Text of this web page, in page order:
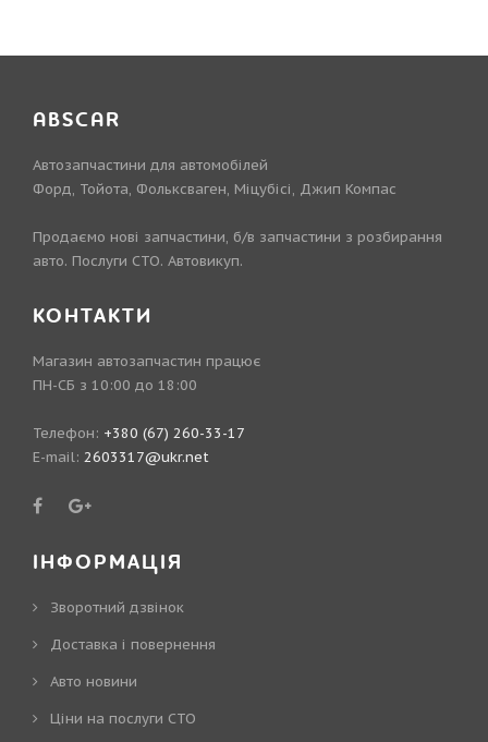
ABSCAR
Автозапчастини для автомобілей
Форд, Тойота, Фольксваген, Міцубісі, Джип Компас
Продаємо нові запчастини, б/в запчастини з розбирання
авто. Послуги СТО. Автовикуп.
КОНТАКТИ
Магазин автозапчастин працює
ПН-СБ з 10:00 до 18:00
Телефон: +380 (67) 260-33-17
E-mail: 2603317@ukr.net
ІНФОРМАЦІЯ
Зворотний дзвінок
Доставка і повернення
Авто новини
Ціни на послуги СТО